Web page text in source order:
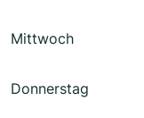
Mittwoch
Donnerstag